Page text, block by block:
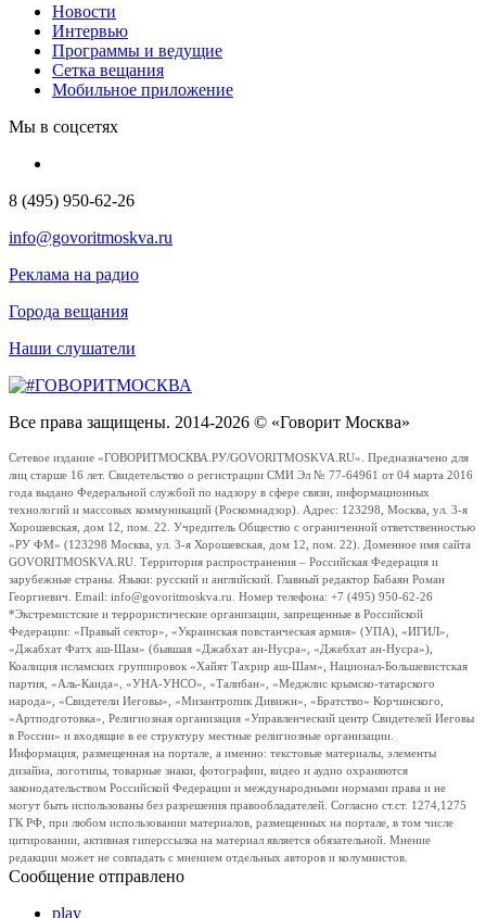
Новости
Интервью
Программы и ведущие
Сетка вещания
Мобильное приложение
Мы в соцсетях
8 (495) 950-62-26
info@govoritmoskva.ru
Реклама на радио
Города вещания
Наши слушатели
Все права защищены. 2014-2026 © «Говорит Москва»
Сетевое издание «ГОВОРИТМОСКВА.РУ/GOVORITMOSKVA.RU». Предназначено для
лиц старше 16 лет. Свидетельство о регистрации СМИ Эл № 77-64961 от 04 марта 2016
года выдано Федеральной службой по надзору в сфере связи, информационных
технологий и массовых коммуникаций (Роскомнадзор). Адрес: 123298, Москва, ул. 3-я
Хорошевская, дом 12, пом. 22. Учредитель Общество с ограниченной ответственностью
«РУ ФМ» (123298 Москва, ул. 3-я Хорошевская, дом 12, пом. 22). Доменное имя сайта
GOVORITMOSKVA.RU. Территория распространения – Российская Федерация и
зарубежные страны. Языки: русский и английский. Главный редактор Бабаян Роман
Георгиевич. Email: info@govoritmoskva.ru. Номер телефона: +7 (495) 950-62-26
*Экстремистские и террористические организации, запрещенные в Российской
Федерации: «Правый сектор», «Украинская повстанческая армия» (УПА), «ИГИЛ»,
«Джабхат Фатх аш-Шам» (бывшая «Джабхат ан-Нусра», «Джебхат ан-Нусра»),
Коалиция исламских группировок «Хайят Тахрир аш-Шам», Национал-Большевистская
партия, «Аль-Каида», «УНА-УНСО», «Талибан», «Меджлис крымско-татарского
народа», «Свидетели Иеговы», «Мизантропик Дивижн», «Братство» Корчинского,
«Артподготовка», Религиозная организация «Управленческий центр Свидетелей Иеговы
в России» и входящие в ее структуру местные религиозные организации.
Информация, размещенная на портале, а именно: текстовые материалы, элементы
дизайна, логотипы, товарные знаки, фотографии, видео и аудио охраняются
законодательством Российской Федерации и международными нормами права и не
могут быть использованы без разрешения правообладателей. Согласно ст.ст. 1274,1275
ГК РФ, при любом использовании материалов, размещенных на портале, в том числе
цитировании, активная гиперссылка на материал является обязательной. Мнение
редакции может не совпадать с мнением отдельных авторов и колумнистов.
Сообщение отправлено
play